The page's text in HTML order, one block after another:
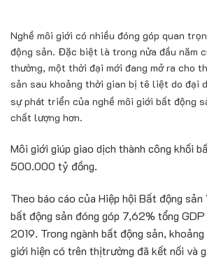
Nghề môi giới có nhiều đóng góp quan trọ
động sản. Đặc biệt là trong nửa đầu năm c
thường, một thời đại mới đang mởra cho th
sản sau khoảng thời gian bị tê liệt do đại d
sựphát triển của nghề môi giới bất động s
chất lượng hơn.
Môi giới giúp giao dịch thành công khối bấ
500.000 tỷ đồng.
Theo báo cáo của Hiệp hội Bất động sản
bất động sản đóng góp 7,62% tổng
2019. Trong ngành bất động sản, khoả
giới hiện có trên thịtrường đã kết nối và